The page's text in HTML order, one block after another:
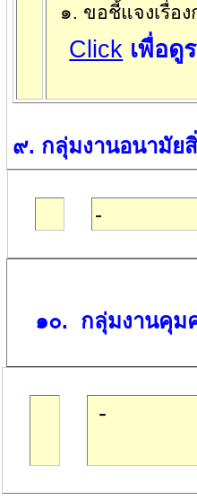
๑. ขอชี้แจงเรื่อง
Click เพื่อดู
๙. กลุ่มงานอนามัย
-
๑๐. กลุ่มงานคุม
-